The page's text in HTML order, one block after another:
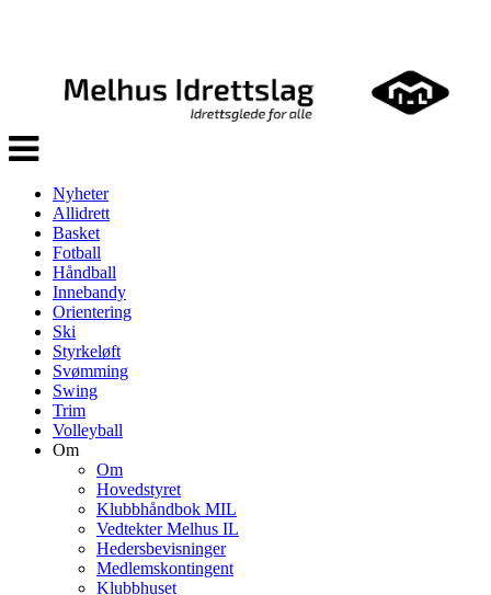
Veksle
navigasjon
Nyheter
Allidrett
Basket
Fotball
Håndball
Innebandy
Orientering
Ski
Styrkeløft
Svømming
Swing
Trim
Volleyball
Om
Om
Hovedstyret
Klubbhåndbok MIL
Vedtekter Melhus IL
Hedersbevisninger
Medlemskontingent
Klubbhuset